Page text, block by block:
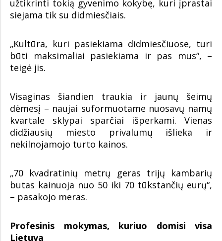
užtikrinti tokią gyvenimo kokybę, kuri įprastai
siejama tik su didmiesčiais.
„Kultūra, kuri pasiekiama didmiesčiuose, turi
būti maksimaliai pasiekiama ir pas mus“, –
teigė jis.
Visaginas šiandien traukia ir jaunų šeimų
dėmesį – naujai suformuotame nuosavų namų
kvartale sklypai sparčiai išperkami. Vienas
didžiausių miesto privalumų išlieka ir
nekilnojamojo turto kainos.
„70 kvadratinių metrų geras trijų kambarių
butas kainuoja nuo 50 iki 70 tūkstančių eurų“,
– pasakojo meras.
Profesinis mokymas, kuriuo domisi visa
Lietuva